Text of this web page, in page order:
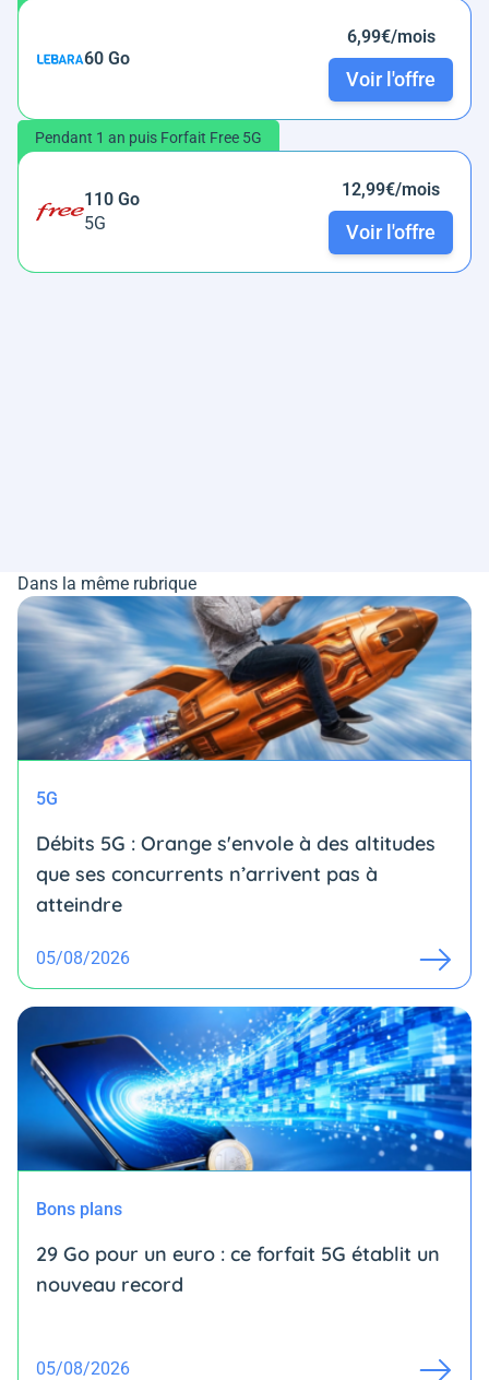
60 Go
6,99€/mois
Voir l'offre
Pendant 1 an puis Forfait Free 5G
110 Go
5G
12,99€/mois
Voir l'offre
Dans la même rubrique
5G
Débits 5G : Orange s'envole à des altitudes
que ses concurrents n’arrivent pas à
atteindre
05/08/2026
Bons plans
29 Go pour un euro : ce forfait 5G établit un
nouveau record
05/08/2026